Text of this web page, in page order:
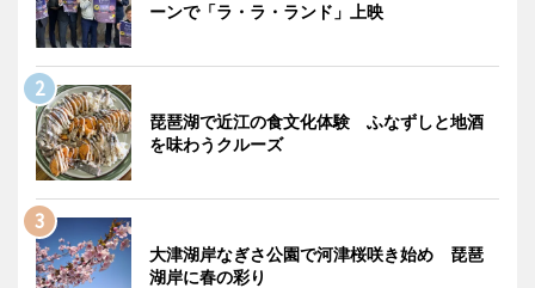
ーンで「ラ・ラ・ランド」上映
琵琶湖で近江の食文化体験 ふなずしと地酒
を味わうクルーズ
大津湖岸なぎさ公園で河津桜咲き始め 琵琶
湖岸に春の彩り